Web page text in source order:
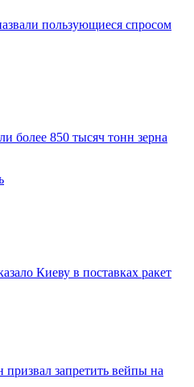
пользующиеся спросом
более 850 тысяч тонн зерна
Киеву в поставках ракет
запретить вейпы на